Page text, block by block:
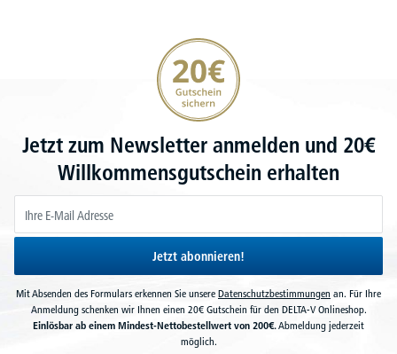
20€ Gutschein sichern
Jetzt zum Newsletter anmelden und 20€
Willkommensgutschein erhalten
Jetzt abonnieren!
Mit Absenden des Formulars erkennen Sie unsere Datenschutzbestimmungen an. Für Ihre
Anmeldung schenken wir Ihnen einen 20€ Gutschein für den DELTA-V Onlineshop.
Einlösbar ab einem Mindest-Nettobestellwert von 200€.Abmeldung jederzeit
möglich.